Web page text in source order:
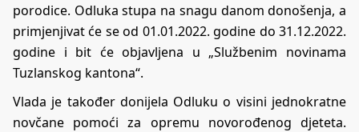
porodice. Odluka stupa na snagu danom donošenja, a
primjenjivat će se od 01.01.2022. godine do 31.12.2022.
godine i bit će objavljena u „Službenim novinama
Tuzlanskog kantona“.
Vlada je također donijela Odluku o visini jednokratne
novčane pomoći za opremu novorođenog djeteta.